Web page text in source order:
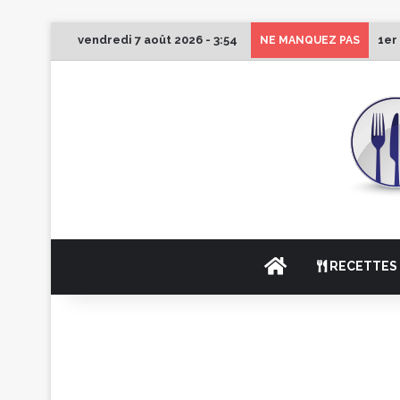
vendredi 7 août 2026 - 3:54 NE MANQUEZ PAS 1er
ACCUEIL